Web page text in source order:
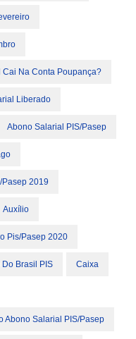
Na Conta Poupança?
Liberado
Abono Salarial PIS/Pasep
pasep 2019
Auxílio
Pis/pasep 2020
Do Brasil PIS Caixa
Abono Salarial PIS/Pasep